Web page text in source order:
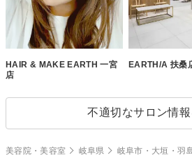
HAIR & MAKE EARTH 一宮
店
EARTH/A 扶桑
不適切なサロン情
美容院・美容室 岐阜県 岐阜市・大垣・羽